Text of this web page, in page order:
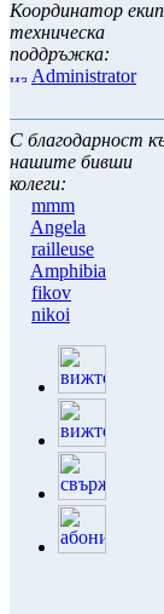
Координатор
техническа
поддръжка:
Administrator
С благодарност
нашите бивши
колеги:
mmm
Angela
railleuse
Amphibia
fikov
nikoi